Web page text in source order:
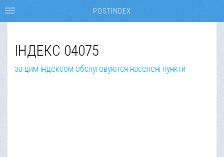
ІНДЕКС 04075
за цим індексом обслуговуются населені пункти
POSTINDEX